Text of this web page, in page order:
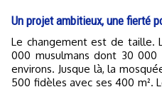
Un projet ambitieux, une fierté
Le changement est de taille. La région compte près de 120
000 musulmans dont 30
environs. Jusque là, la
500 fidèles avec ses 400 m².